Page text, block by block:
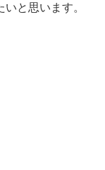
と思います。